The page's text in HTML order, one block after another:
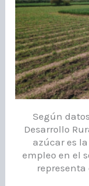
Según
Desarrollo
azúcar es
empleo en el
representa